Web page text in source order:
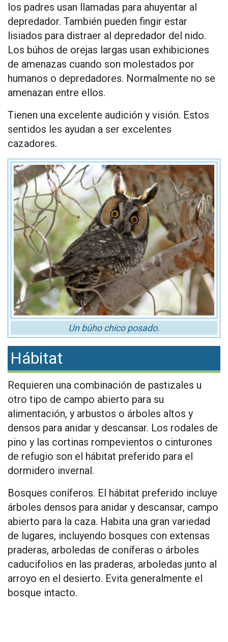
los padres usan llamadas para ahuyentar al
depredador. También pueden fingir estar
lisiados para distraer al depredador del nido.
Los búhos de orejas largas usan exhibiciones
de amenazas cuando son molestados por
humanos o depredadores. Normalmente no se
amenazan entre ellos.
Tienen una excelente audición y visión. Estos
sentidos les ayudan a ser excelentes
cazadores.
Un búho chico posado.
Hábitat
Requieren una combinación de pastizales u
otro tipo de campo abierto para su
alimentación, y arbustos o árboles altos y
densos para anidar y descansar. Los rodales de
pino y las cortinas rompevientos o cinturones
de refugio son el hábitat preferido para el
dormidero invernal.
Bosques coníferos. El hábitat preferido incluye
árboles densos para anidar y descansar, campo
abierto para la caza. Habita una gran variedad
de lugares, incluyendo bosques con extensas
praderas, arboledas de coníferas o árboles
caducifolios en las praderas, arboledas junto al
arroyo en el desierto. Evita generalmente el
bosque intacto.